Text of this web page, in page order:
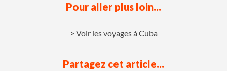
Pour aller plus loin...
Voir les voyages à Cuba
Partagez cet article...